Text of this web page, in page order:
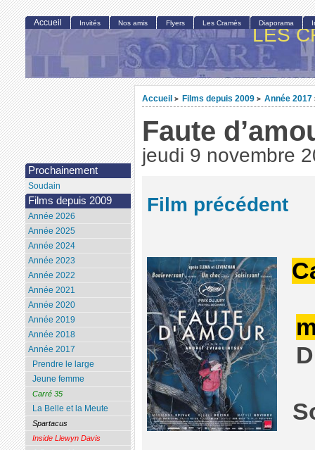
LES
Accueil > Films depuis 2009 > Année 2017
Faute
jeudi 9 novembre
Film précédent
Accueil Invités Nos amis Flyers Les Cramés Diaporama
Prochainement
Soudain
Films depuis 2009
Année 2026
Année 2025
Année 2024
Année 2023
Année 2022
Année 2021
Année 2020
Année 2019
Année 2018
Année 2017
Prendre le large
Jeune femme
Carré 35
La Belle et la Meute
Spartacus
Inside Llewyn Davis